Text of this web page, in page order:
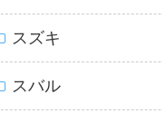
スズキ
スバル